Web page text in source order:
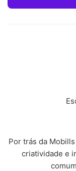
Por trás da
criatividade e